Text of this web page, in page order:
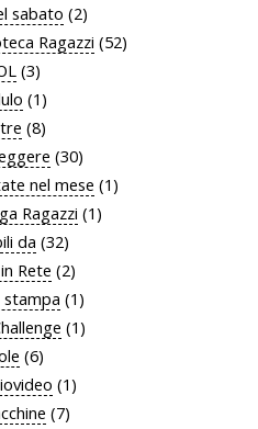
sabato (2)
Ragazzi (52)
(3)
(1)
(8)
(30)
nel mese (1)
Ragazzi (1)
da (32)
Rete (2)
stampa (1)
(1)
(6)
(1)
(7)